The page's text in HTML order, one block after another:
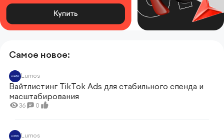
Самое новое:
Lumos
Вайтлистинг TikTok Ads для стабильного спенда и
масштабирования
36 0
Lumos